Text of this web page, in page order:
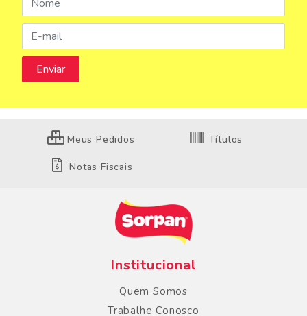
Meus Pedidos Títulos
Notas Fiscais
Institucional
Quem Somos
Trabalhe Conosco